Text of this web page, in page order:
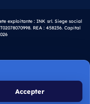
exploitante : INK srl. Siege social
REA : 458236. Capital
Accepter